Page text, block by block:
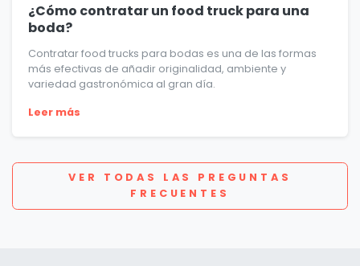
¿Cómo contratar un food truck para una
boda?
Contratar food trucks para bodas es una de las formas
más efectivas de añadir originalidad, ambiente y
variedad gastronómica al gran día.
Leer más
VER TODAS LAS PREGUNTAS
FRECUENTES